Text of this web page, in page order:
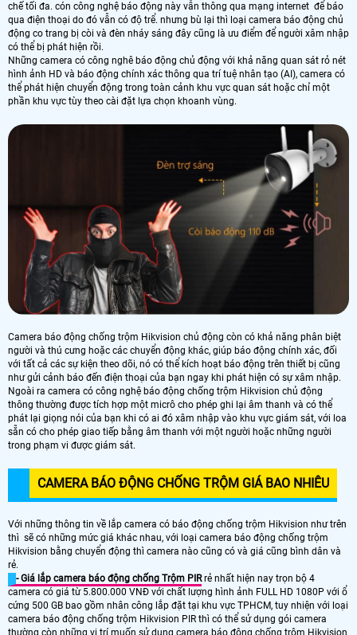
chế tối đa. cón công nghệ báo động này vẫn thông qua mạng internet để báo
qua điện thoại do đó vẫn có độ trể. nhưng bù lại thì loại camera báo động chủ
động co trang bị còi và đèn nháy sáng đây cũng là ưu điểm để người xâm nhập
có thể bị phát hiện rồi.
Những camera có công nghê báo động chủ động với khả năng quan sát rỏ nét
hình ảnh HD và báo động chính xác thông qua trí tuệ nhân tạo (AI), camera có
thể phát hiện chuyển động trong toàn cảnh khu vực quan sát hoặc chỉ một
phần khu vực tùy theo cài đặt lựa chọn khoanh vùng.
Camera báo động chống trộm Hikvision chủ động còn có khả năng phân biệt
người và thú cưng hoặc các chuyển động khác, giúp báo động chính xác, đối
với tất cả các sự kiện theo dõi, nó có thể kích hoạt báo động trên thiết bị cũng
như gửi cảnh báo đến điện thoại của bạn ngay khi phát hiện có sự xâm nhập.
Ngoài ra camera có công nghệ báo động chống trộm Hikvision chủ động
thông thường được tích hợp một micrô cho phép ghi lại âm thanh và có thể
phát lại giọng nói của bạn khi có ai đó xâm nhập vào khu vực giám sát, với loa
sẵn có cho phép giao tiếp bằng âm thanh với một người hoặc những người
trong phạm vi được giám sát.
CAMERA BÁO ĐỘNG CHỐNG TRỘM GIÁ BAO NHIÊU
Với những thông tin về lắp camera có báo động chống trộm Hikvision như trên
thì sẽ có những mức giá khác nhau, với loại camera báo động chống trộm
Hikvision bằng chuyển động thì camera nào cũng có và giá cũng bình dân và
rẻ.
- Giá lắp camera báo động chống Trộm PIRrẻ nhất hiện nay trọn bộ 4
camera có giá từ 5.800.000 VNĐ với chất lượng hình ảnh FULL HD 1080P với ổ
cứng 500 GB bao gồm nhân công lắp đặt tại khu vực TPHCM, tuy nhiện với loại
camera báo động chống trộm Hikvision PIR thì có thể sử dụng gói camera
thường còn những vị trí muốn sử dụng camera báo động chống trộm Hikvision